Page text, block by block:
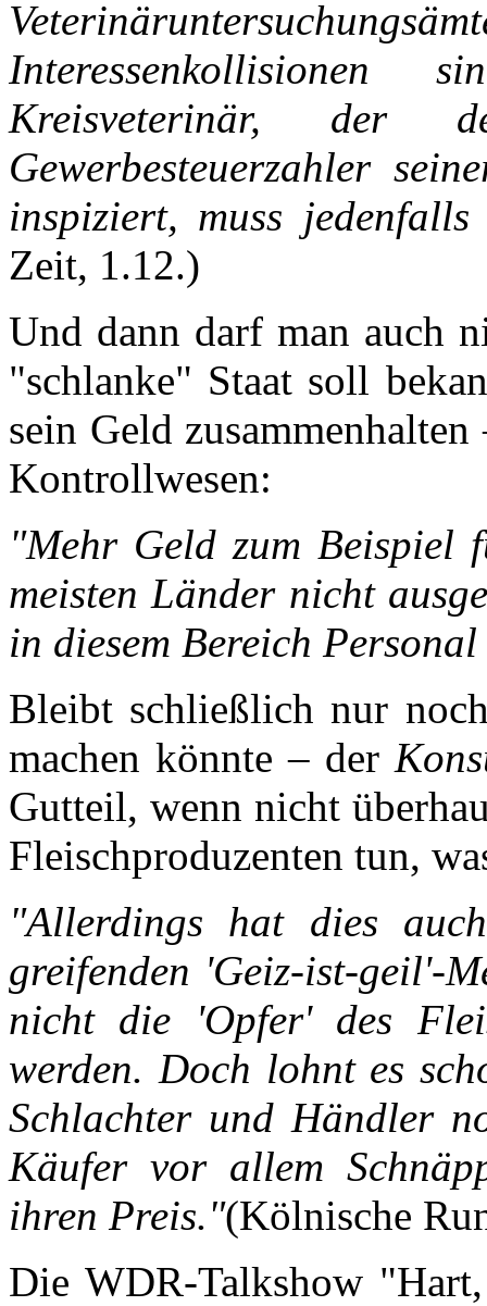
Kreisveterinär, der
Gewerbesteuerzahler
inspiziert, muss
Zeit, 1.12.)
Und dann darf man auch
"schlanke" Staat soll
sein Geld
Kontrollwesen:
"Mehr Geld zum Beispiel
meisten Länder nicht
in diesem Bereich
Bleibt schließlich nur
machen könnte – der
Gutteil, wenn nicht
Fleischproduzenten tun,
"Allerdings hat dies
greifenden 'Geiz-ist-geil'-
nicht die 'Opfer' des
werden. Doch lohnt es
Schlachter und Händler
Käufer vor allem
ihren Preis."(Kölnische
Die WDR-Talkshow